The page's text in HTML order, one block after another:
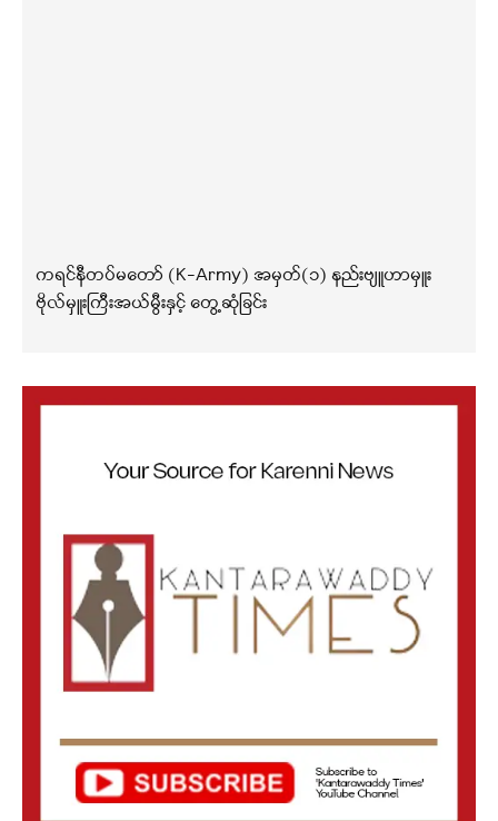
ကရင်နီတပ်မတော် (K-Army) အမှတ်(၁) နည်းဗျူဟာမှူး
ဗိုလ်မှူးကြီးအယ်မွီးနှင့် တွေ့ဆုံခြင်း